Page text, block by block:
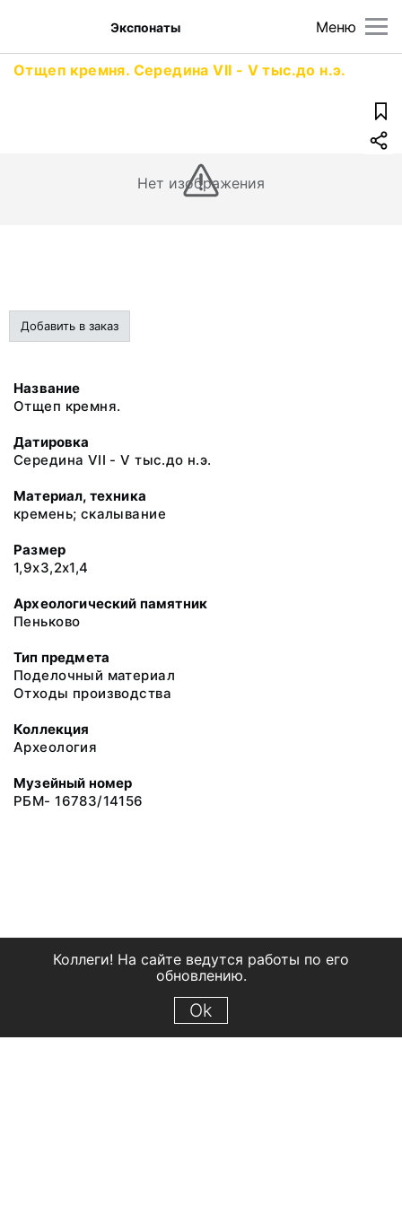
Меню
Экспонаты
Отщеп кремня. Середина VII - V тыс.до н.э.
Нет изображения
Добавить в заказ
Название
Отщеп кремня.
Датировка
Середина VII - V тыс.до н.э.
Материал, техника
кремень; скалывание
Размер
1,9х3,2х1,4
Археологический памятник
Пеньково
Тип предмета
Поделочный материал
Отходы производства
Коллекция
Археология
Музейный номер
РБМ- 16783/14156
Коллеги! На сайте ведутся работы по его
обновлению.
Ok